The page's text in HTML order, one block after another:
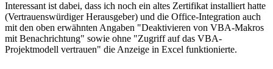
Interessant ist dabei, dass ich noch ein altes Zertifikat installiert hatte
(Vertrauenswürdiger Herausgeber) und die Office-Integration auch
mit den oben erwähnten Angaben "Deaktivieren von VBA-Makros
mit Benachrichtung" sowie ohne "Zugriff auf das VBA-
Projektmodell vertrauen" die Anzeige in Excel funktionierte.